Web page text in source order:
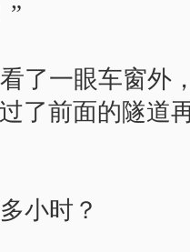
”
了一眼车窗外
了前面的隧道
小时？